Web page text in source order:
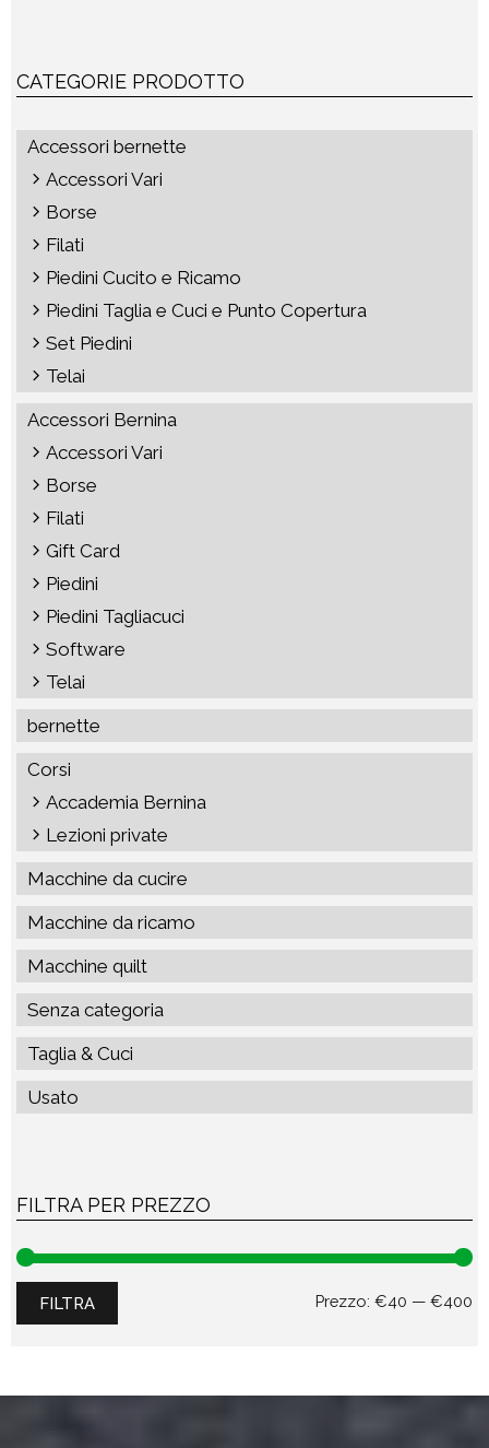
CATEGORIE PRODOTTO
Accessori bernette
Accessori Vari
Borse
Filati
Piedini Cucito e Ricamo
Piedini Taglia e Cuci e Punto Copertura
Set Piedini
Telai
Accessori Bernina
Accessori Vari
Borse
Filati
Gift Card
Piedini
Piedini Tagliacuci
Software
Telai
bernette
Corsi
Accademia Bernina
Lezioni private
Macchine da cucire
Macchine da ricamo
Macchine quilt
Senza categoria
Taglia & Cuci
Usato
FILTRA PER PREZZO
FILTRA Prezzo: €40 — €400